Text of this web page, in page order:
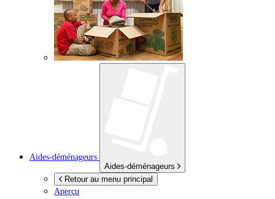
Aides-déménageurs
Aides-déménageurs
Retour au menu principal
Aperçu